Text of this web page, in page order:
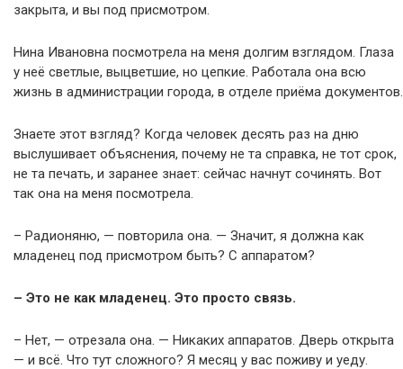
закрыта, и вы под присмотром.
Нина Ивановна посмотрела на меня долгим взглядом. Глаза
у неё светлые, выцветшие, но цепкие. Работала она всю
жизнь в администрации города, в отделе приёма документов.
Знаете этот взгляд? Когда человек десять раз на дню
выслушивает объяснения, почему не та справка, не тот срок,
не та печать, и заранее знает: сейчас начнут сочинять. Вот
так она на меня посмотрела.
– Радионяню, — повторила она. — Значит, я должна как
младенец под присмотром быть? С аппаратом?
– Это не как младенец. Это просто связь.
– Нет, — отрезала она. — Никаких аппаратов. Дверь открыта
— и всё. Что тут сложного? Я месяц у вас поживу и уеду.